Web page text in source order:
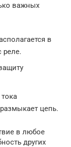
важных
в
реле.
цепь.
в любое
других